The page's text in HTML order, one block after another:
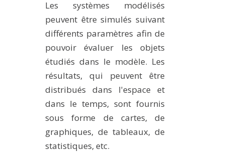
Les systèmes modélisés
peuvent être simulés suivant
différents paramètres afin de
pouvoir évaluer les objets
étudiés dans le modèle. Les
résultats, qui peuvent être
distribués dans l'espace et
dans le temps, sont fournis
sous forme de cartes, de
graphiques, de tableaux, de
statistiques, etc.